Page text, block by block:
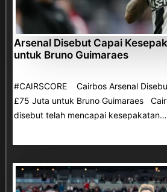
Arsenal Disebut Capai
untuk Bruno Guimaraes
#CAIRSCORE Cairbos Arsenal
£75 Juta untuk Bruno Guimaraes
disebut telah mencapai kesepakatan…